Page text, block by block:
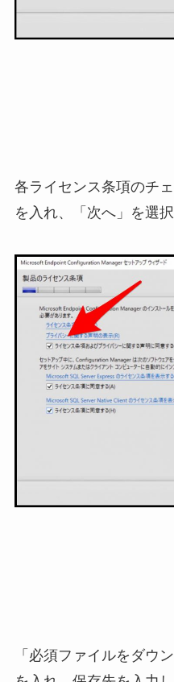
各ライセンス条項のチ
を入れ、「次へ」を選択
「必須ファイルをダウ